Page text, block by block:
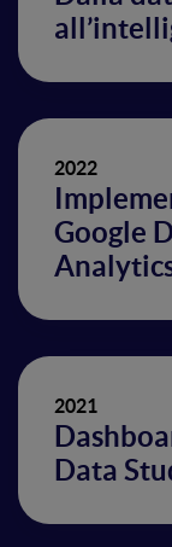
2022
Google
2021
Data